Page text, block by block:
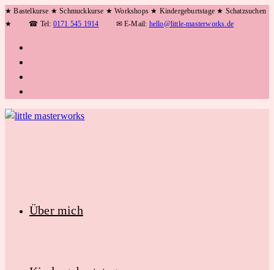
Zum
Inhalt
★ Bastelkurse ★ Schmuckkurse ★ Workshops ★ Kindergeburtstage ★ Schatzsuchen
★
☎ Tel: 0171 545 1914 ✉ E-Mail: hello@little-masterworks.de
Über mich